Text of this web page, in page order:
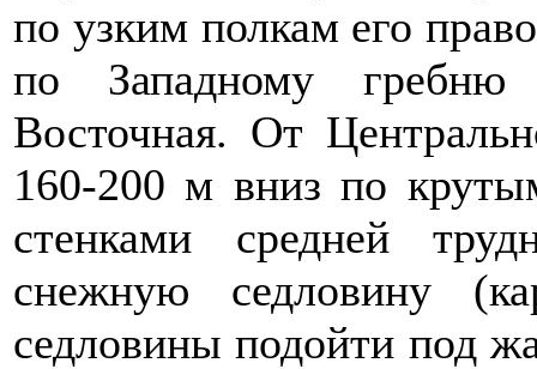
по узким полкам его
по Западному
Восточная. От
160-200 м вниз по
стенками средней
снежную седловину
седловины подойти под